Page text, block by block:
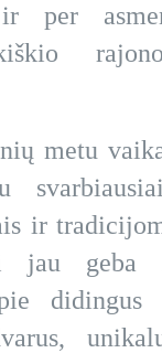
ir per
vaikai
ir
jau